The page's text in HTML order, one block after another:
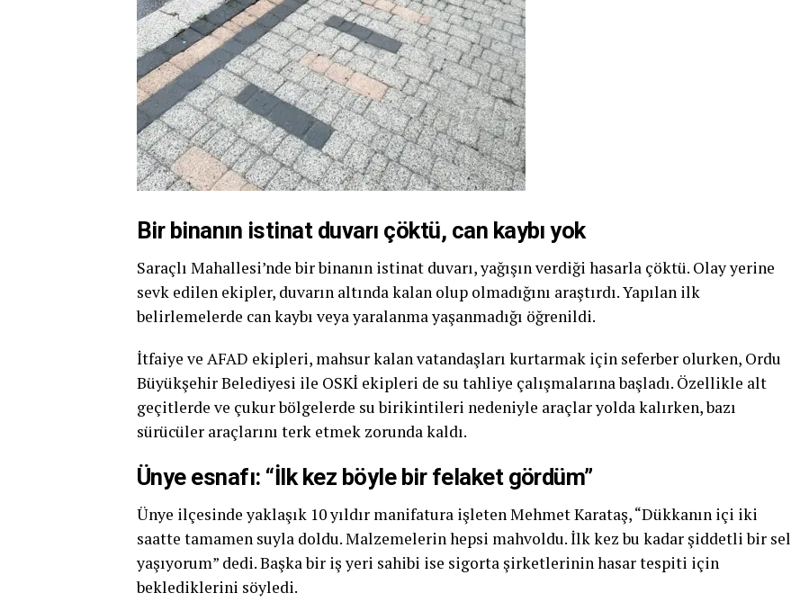
Bir binanın istinat duvarı çöktü, can kaybı yok
Saraçlı Mahallesi’nde bir binanın istinat duvarı, yağışın verdiği hasarla çöktü. Olay yerine
sevk edilen ekipler, duvarın altında kalan olup olmadığını araştırdı. Yapılan ilk
belirlemelerde can kaybı veya yaralanma yaşanmadığı öğrenildi.
İtfaiye ve AFAD ekipleri, mahsur kalan vatandaşları kurtarmak için seferber olurken, Ordu
Büyükşehir Belediyesi ile OSKİ ekipleri de su tahliye çalışmalarına başladı. Özellikle alt
geçitlerde ve çukur bölgelerde su birikintileri nedeniyle araçlar yolda kalırken, bazı
sürücüler araçlarını terk etmek zorunda kaldı.
Ünye esnafı: “İlk kez böyle bir felaket gördüm”
Ünye ilçesinde yaklaşık 10 yıldır manifatura işleten Mehmet Karataş, “Dükkanın içi iki
saatte tamamen suyla doldu. Malzemelerin hepsi mahvoldu. İlk kez bu kadar şiddetli bir sel
yaşıyorum” dedi. Başka bir iş yeri sahibi ise sigorta şirketlerinin hasar tespiti için
beklediklerini söyledi.